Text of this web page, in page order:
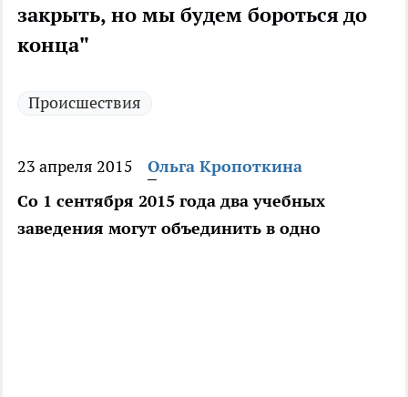
закрыть, но мы будем бороться до
конца"
Происшествия
23 апреля 2015
Ольга Кропоткина
Со 1 сентября 2015 года два учебных
заведения могут объединить в одно